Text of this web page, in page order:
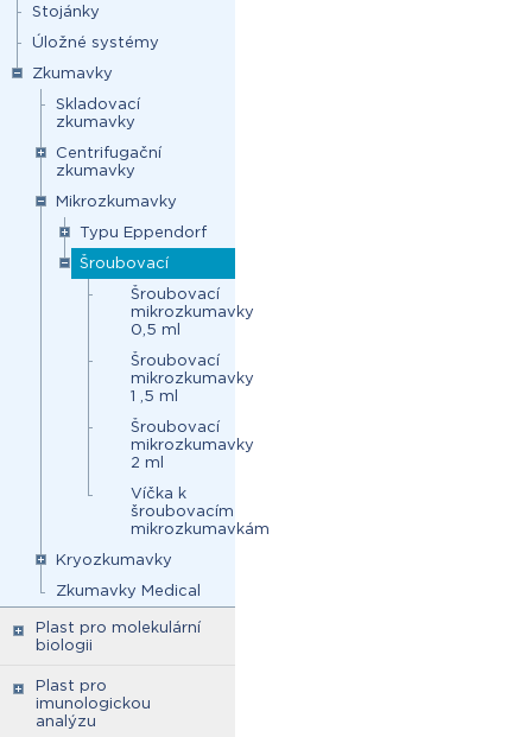
Stojánky
Úložné systémy
Zkumavky
Skladovací
zkumavky
Centrifugační
zkumavky
Mikrozkumavky
Typu Eppendorf
Šroubovací
Šroubovací
mikrozkumavky
0,5 ml
Šroubovací
mikrozkumavky
1 ,5 ml
Šroubovací
mikrozkumavky
2 ml
Víčka k
šroubovacím
mikrozkumavkám
Kryozkumavky
Zkumavky Medical
Plast pro molekulární
biologii
Plast pro
imunologickou
analýzu